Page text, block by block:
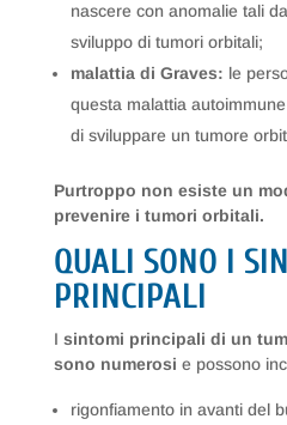
nascere con anomalie tali
sviluppo di tumori orbitali;
malattia di Graves: le
questa malattia
di sviluppare un tumore
Purtroppo non esiste un
prevenire i tumori orbitali.
QUALI SONO I
PRINCIPALI
I sintomi principali di un
sono numerosi e possono
rigonfiamento in avanti del